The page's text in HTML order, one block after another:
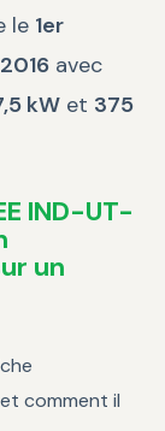
le 1er
avec
kW et 375
IND-UT-
un
et comment il